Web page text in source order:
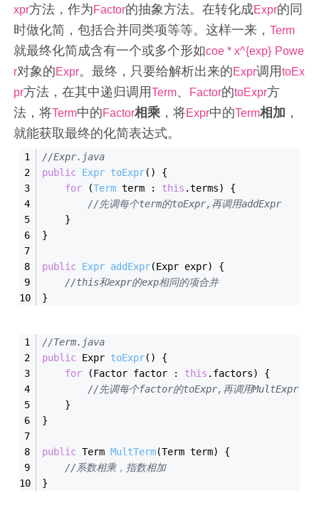
xpr方法，作为Factor的抽象方法。在转化成Expr的同
时做化简，包括合并同类项等等。这样一来，Term
就最终化简成含有一个或多个形如coe * x^{exp} Powe
r对象的Expr。最终，只要给解析出来的Expr调用toEx
pr方法，在其中递归调用Term、 Factor的toExpr方
法，将Term中的Factor相乘 ，将Expr中的Term相加 ，
就能获取最终的化简表达式。
//Expr.java
public Expr toExpr( )
{
for (Term term : this .terms) {
//先调每个term的toExpr,再调用addExpr
    }
}
public Expr addExpr(Expr expr)
{
//this和expr的exp相同的项合并
}
//Term.java
public Expr toExpr()
{
for (Factor factor : this .factors) {
//先调每个factor的toExpr,再调用MultExpr
    }
}
public Term MultTerm(Term term)
{
//系数相乘，指数相加
}